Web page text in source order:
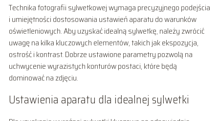
Technika fotografii sylwetkowej wymaga precyzyjnego podejścia
i umiejętności dostosowania ustawień aparatu do warunków
oświetleniowych. Aby uzyskać idealną sylwetkę, należy zwrócić
uwagę na kilka kluczowych elementów, takich jak ekspozycja,
ostrość i kontrast. Dobrze ustawione parametry pozwolą na
uchwycenie wyrazistych konturów postaci, które będą
dominować na zdjęciu.
Ustawienia aparatu dla idealnej sylwetki